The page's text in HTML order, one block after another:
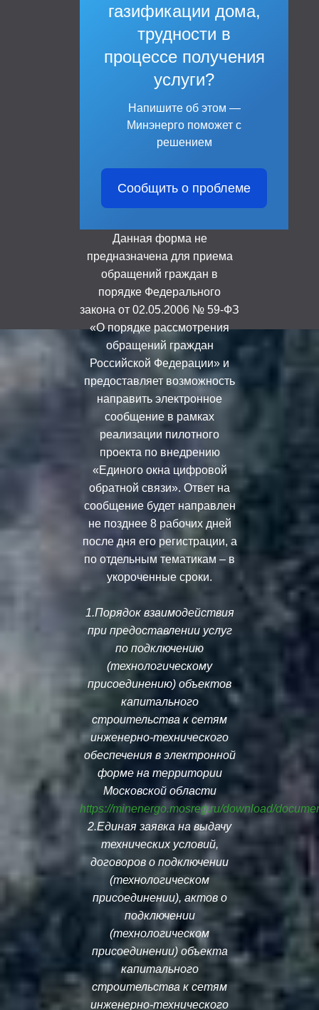
газификации дома,
трудности в
процессе получения
услуги?
Напишите об этом —
Минэнерго поможет с
решением
Сообщить о проблеме
Данная форма не
предназначена для приема
обращений граждан в
порядке Федерального
закона от 02.05.2006 № 59-ФЗ
«О порядке рассмотрения
обращений граждан
Российской Федерации» и
предоставляет возможность
направить электронное
сообщение в рамках
реализации пилотного
проекта по внедрению
«Единого окна цифровой
обратной связи». Ответ на
сообщение будет направлен
не позднее 8 рабочих дней
после дня его регистрации, а
по отдельным тематикам – в
укороченные сроки.
1.Порядок взаимодействия
при предоставлении услуг
по подключению
(технологическому
присоединению) объектов
капитального
строительства к сетям
инженерно-технического
обеспечения в электронной
форме на территории
Московской области
https://minenergo.mosreg.ru/download/
2.Единая заявка на выдачу
технических условий,
договоров о подключении
(технологическом
присоединении), актов о
подключении
(технологическом
присоединении) объекта
капитального
строительства к сетям
инженерно-технического